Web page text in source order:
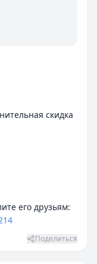
скидка
его друзьям:
Поделиться